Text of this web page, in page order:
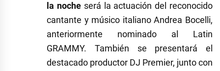
la nocheserá la actuación del reconocido
cantante y músico italiano Andrea Bocelli,
anteriormente nominado al Latin
GRAMMY. También se presentará el
destacado productor DJ Premier, junto con